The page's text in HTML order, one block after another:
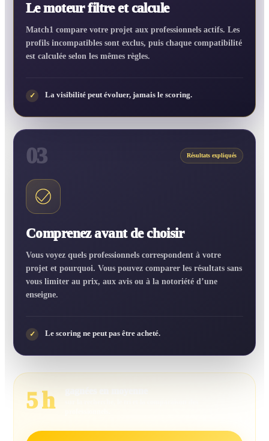
Le moteur filtre et calcule
Match1 compare votre projet aux professionnels actifs. Les
profils incompatibles sont exclus, puis chaque compatibilité
est calculée selon les mêmes règles.
✓ La visibilité peut évoluer, jamais le scoring.
03 Résultats expliqués
Comprenez avant de choisir
Vous voyez quels professionnels correspondent à votre
projet et pourquoi. Vous pouvez comparer les résultats sans
vous limiter au prix, aux avis ou à la notoriété d’une
enseigne.
✓ Le scoring ne peut pas être acheté.
5 h